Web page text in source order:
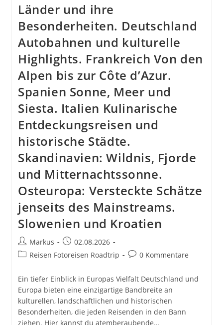
Länder und ihre
Besonderheiten. Deutschland
Autobahnen und kulturelle
Highlights. Frankreich Von den
Alpen bis zur Côte d’Azur.
Spanien Sonne, Meer und
Siesta. Italien Kulinarische
Entdeckungsreisen und
historische Städte.
Skandinavien: Wildnis, Fjorde
und Mitternachtssonne.
Osteuropa: Versteckte Schätze
jenseits des Mainstreams.
Slowenien und Kroatien
Beitrags-
Autor:
Markus
Beitrag
veröffentlicht:
02.08.2026
Beitrags-
Reisen Fotoreisen Roadtrip
Beitrags-
0 Kommentare
Ein tiefer Einblick in Europas Vielfalt Deutschland und
Europa bieten eine einzigartige Bandbreite an
kulturellen, landschaftlichen und historischen
Besonderheiten, die jeden Reisenden in den Bann
ziehen. Hier kannst du atemberaubende…